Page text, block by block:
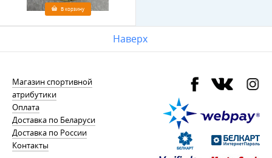
В корзину
Наверх
Магазин спортивной
атрибутики
Оплата
Доставка по Беларуси
Доставка по России
Контакты